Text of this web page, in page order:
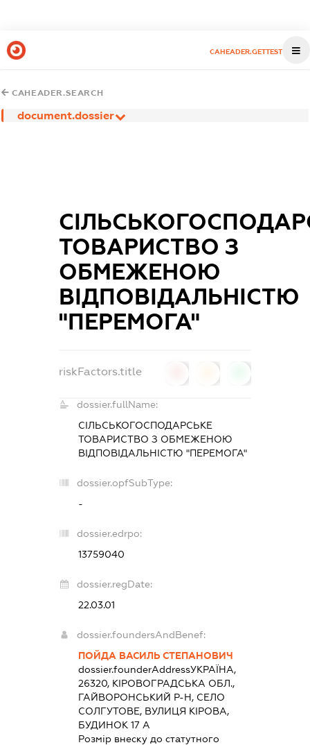
CAHEADER.GETTEST
CAHEADER.SEARCH
document.dossier
ТОВАРИСТВО З
ОБМЕЖЕНОЮ
ВІДПОВІДАЛЬНІСТЮ
"ПЕРЕМОГА"
riskFactors.title
dossier.fullName:
СІЛЬСЬКОГОСПОДАРСЬКЕ
ТОВАРИСТВО З ОБМЕЖЕНОЮ
ВІДПОВІДАЛЬНІСТЮ "ПЕРЕМОГА"
dossier.opfSubType:
-
dossier.edrpo:
13759040
dossier.regDate:
22.03.01
dossier.foundersAndBenef:
ПОЙДА ВАСИЛЬ СТЕПАНОВИЧ
dossier.founderAddressУКРАЇНА,
26320, КІРОВОГРАДСЬКА ОБЛ.,
ГАЙВОРОНСЬКИЙ Р-Н, СЕЛО
СОЛГУТОВЕ, ВУЛИЦЯ КІРОВА,
БУДИНОК 17 А
Розмір внеску до статутного